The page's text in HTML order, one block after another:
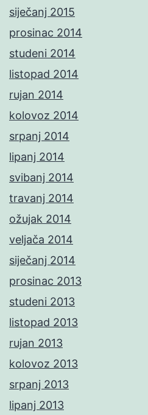
siječanj 2015
prosinac 2014
studeni 2014
listopad 2014
rujan 2014
kolovoz 2014
srpanj 2014
lipanj 2014
svibanj 2014
travanj 2014
ožujak 2014
veljača 2014
siječanj 2014
prosinac 2013
studeni 2013
listopad 2013
rujan 2013
kolovoz 2013
srpanj 2013
lipanj 2013